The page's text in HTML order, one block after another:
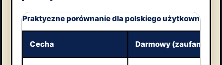
Praktyczne porównanie dla polskiego użytkownika
Cecha Darmowy (zaufany)